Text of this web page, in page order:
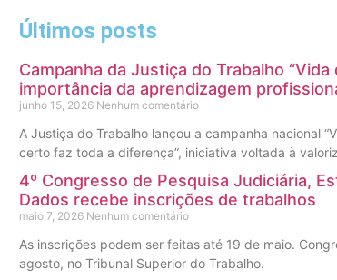
Últimos posts
Campanha da Justiça do Trabalho
importância da aprendizagem
junho 15, 2026 Nenhum comentário
A Justiça do Trabalho lançou a campanha nacional
certo faz toda a diferença”, iniciativa voltada à
4º Congresso de Pesquisa Judiciária,
Dados recebe inscrições de trabalhos
maio 7, 2026 Nenhum comentário
As inscrições podem ser feitas até 19 de maio.
agosto, no Tribunal Superior do Trabalho.